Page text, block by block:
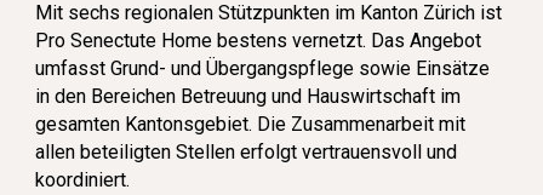
Mit sechs regionalen Stützpunkten im Kanton Zürich ist
Pro Senectute Home bestens vernetzt. Das Angebot
umfasst Grund- und Übergangspflege sowie Einsätze
in den Bereichen Betreuung und Hauswirtschaft im
gesamten Kantonsgebiet. Die Zusammenarbeit mit
allen beteiligten Stellen erfolgt vertrauensvoll und
koordiniert.